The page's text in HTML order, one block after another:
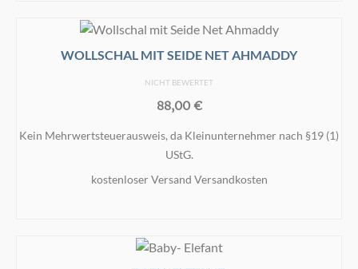
WOLLSCHAL MIT SEIDE NET AHMADDY
NICHT BEWERTET
88,00€
Kein Mehrwertsteuerausweis, da Kleinunternehmer nach §19 (1)
UStG.
kostenloser Versand Versandkosten